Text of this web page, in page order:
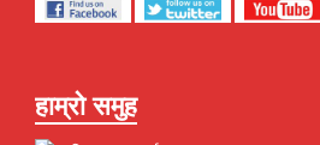
हाम्रो समुह